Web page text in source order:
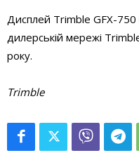
Дисплей Trimble GFX-
дилерській мережі
року.
Trimble